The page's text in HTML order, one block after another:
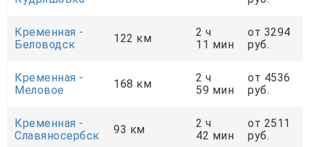
Кременная -
Беловодск
122 км
2 ч
11 мин
от 3294
руб.
Кременная -
Меловое
168 км
2 ч
59 мин
от 4536
руб.
Кременная -
Славяносербск
93 км
2 ч
42 мин
от 2511
руб.